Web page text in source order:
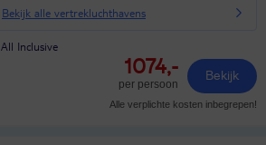
Bekijk alle vertrekluchthavens
All Inclusive
1074,-
per persoon
Bekijk
Alle verplichte kosten inbegrepen!